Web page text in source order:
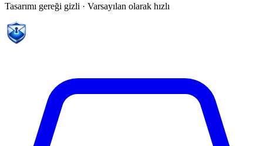
Tasarımı gereği gizli · Varsayılan olarak hızlı